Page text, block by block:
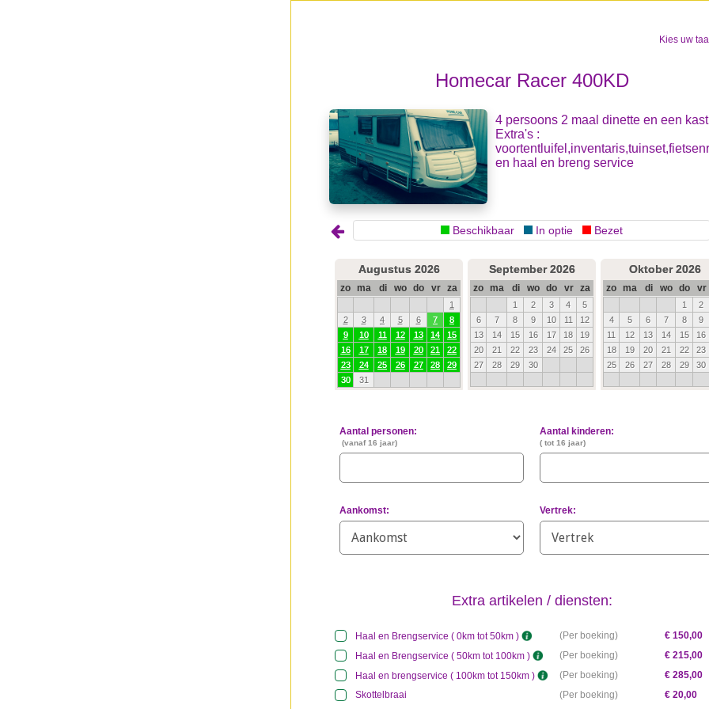
Kies uw
Homecar Racer 400KD
4 persoons 2 maal dinette en een
Extra's :
en haal en breng service
Beschikbaar In optie Bezet
Augustus 2026
zo ma di wo do vr za
1
2
3 4 5 6 7
8
9
10 11 12 13 14
15
16
17 18 19 20 21
22
23
24 25 26 27 28
29
30
31
September 2026
zo ma di wo do vr za
1 2 3 4
5
6
7 8 9 10 11
12
13
14 15 16 17 18
19
20
21 22 23 24 25
26
27
28 29 30
Oktober 2026
zo ma di wo do vr
1
2
4
5 6 7 8
9
11
12 13 14 15
16
18
19 20 21 22
23
25
26 27 28 29 30
Aantal personen:
(vanaf 16 jaar)
Aantal kinderen:
( tot 16 jaar)
Aankomst: Vertrek:
Extra artikelen / diensten:
Haal en Brengservice ( 0km tot 50km ) Per boeking
€ 150,00
Haal en Brengservice ( 50km tot 100km )
Per boeking
€ 215,00
Haal en brengservice ( 100km tot 150km )
Per boeking
€ 285,00
Skottelbraai
Per boeking
€ 20,00